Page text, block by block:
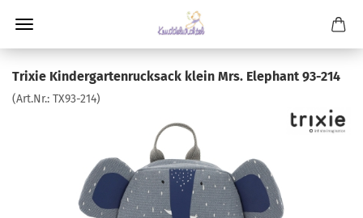
Trixie Kindergartenrucksack klein Mrs. Elephant 93-214
(Art.Nr.: TX93-214)